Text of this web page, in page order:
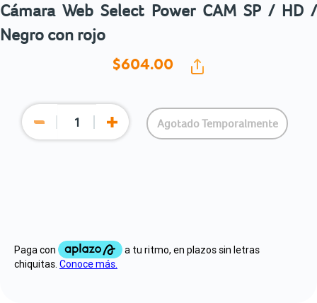
Cámara Web Select Power CAM SP / HD /
Negro con rojo
$604.00
Agotado Temporalmente